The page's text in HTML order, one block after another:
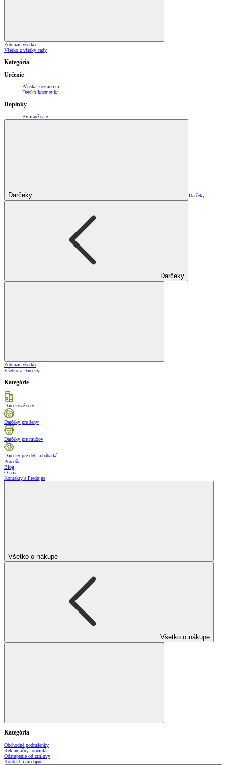
Zobraziť všetko
Všetko z všetky rady
Kategória
Určenie
Pánska kozmetika
Detská kozmetika
Doplnky
Bylinné čaje
Darčeky Darčeky
Darčeky
Zobraziť všetko
Všetko z Darčeky
Kategórie
Darčekové sety
Darčeky pre ženy
Dárčeky pre mužov
Darčeky pre deti a bábätká
Poradňa
Blog
O nás
Kontakty a Predajne
Všetko o nákupe
Všetko o nákupe
Kategória
Obchodné podmienky
Reklamačný formulár
Odstúpenie od zmluvy
Kontakt a predajne